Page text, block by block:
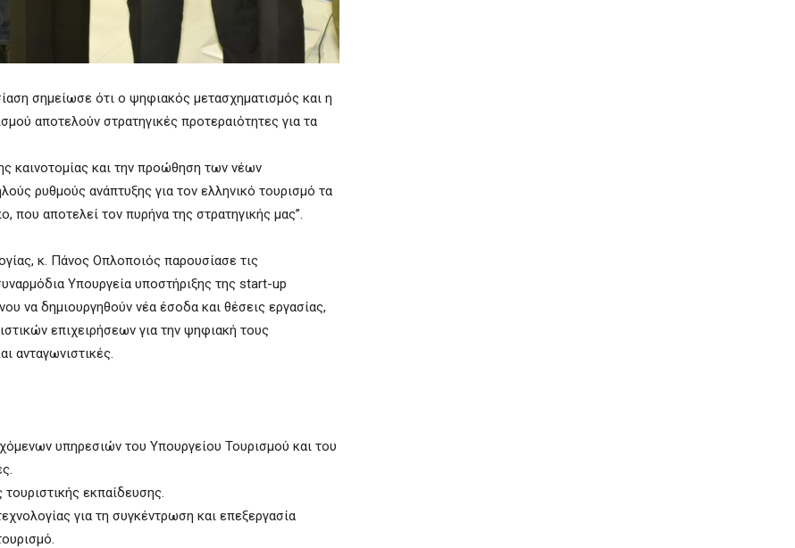
σημείωσε ότι ο ψηφιακός μετασχηματισμός και η
αποτελούν στρατηγικές προτεραιότητες για τα
καινοτομίας και την προώθηση των νέων
ρυθμούς ανάπτυξης για τον ελληνικό τουρισμό τα
που αποτελεί τον πυρήνα της στρατηγικής μας”.
κ. Πάνος Οπλοποιός παρουσίασε τις
Υπουργεία υποστήριξης της start-up
να δημιουργηθούν νέα έσοδα και θέσεις εργασίας,
επιχειρήσεων για την ψηφιακή τους
ανταγωνιστικές.
υπηρεσιών του Υπουργείου Τουρισμού και του
εκπαίδευσης.
για τη συγκέντρωση και επεξεργασία